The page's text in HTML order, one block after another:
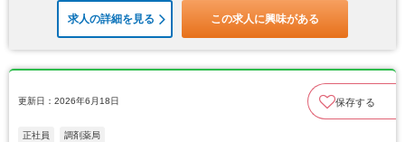
求人の詳細を見る この求人に興味がある
更新日：2026年6月18日 保存する
正社員 調剤薬局